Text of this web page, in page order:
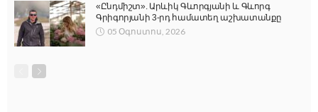
«Ընդմիշտ». Արևիկ Գևորգյանի և Գևորգ
Գրիգորյանի 3-րդ համատեղ աշխատանքը
05 Օգոստոս, 2026